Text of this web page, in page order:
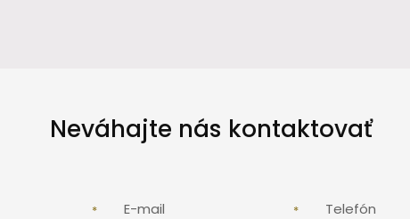
Neváhajte nás kontaktovať
E-mail Telefón